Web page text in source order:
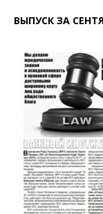
ВЫПУСК ЗА